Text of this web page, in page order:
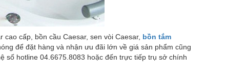
cấp, bồn cầu Caesar, sen vòi Caesar, bồn tắm
để đặt hàng và nhận ưu đãi lớn về giá sản phẩm cũng
số hotline 04.6675.8083 hoặc đến trực tiếp trụ sở chính